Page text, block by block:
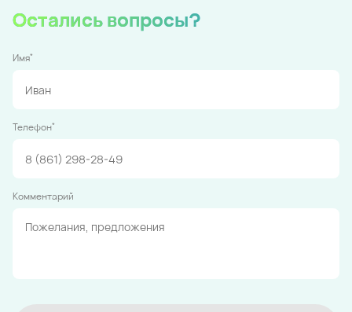
Остались вопросы?
Имя*
Телефон*
Комментарий